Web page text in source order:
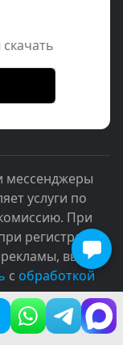
мессенджеры
услуги по
При
регистрации,
вы
с обработкой